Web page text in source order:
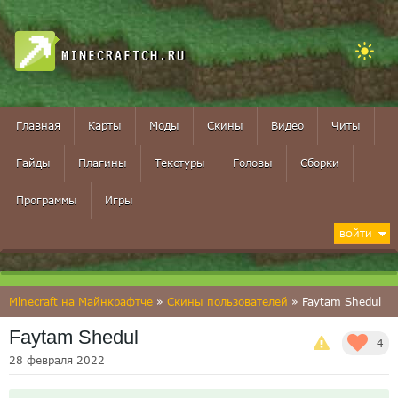
MINECRAFTCH.RU
Главная Карты Моды Скины Видео Читы
Гайды Плагины Текстуры Головы Сборки
Программы Игры
ВОЙТИ
Minecraft на Майнкрафтче » Скины пользователей » Faytam Shedul
4
Faytam Shedul
28 февраля 2022